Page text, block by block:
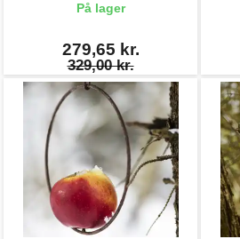
På lager
279,65 kr.
329,00 kr.